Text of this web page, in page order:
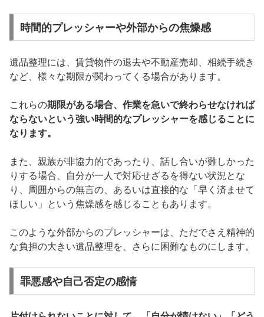
時間的プレッシャーや外部からの焦燥感
遺品整理には、賃貸物件の退去や不動産売却、相続手続き
など、様々な期限が関わってくる場合があります。
これらの期限がある場合、作業を急いで終わらせなければ
ならないという強い時間的なプレッシャーを感じることに
なります。
また、親族が非協力的であったり、話し合いが難しかった
りする場合、自分が一人で対応せざるを得ない状況とな
り、周囲からの無言の、あるいは直接的な「早く済ませて
ほしい」という焦燥感を感じることもあります。
このような外部からのプレッシャーは、ただでさえ精神的
な負担の大きい遺品整理を、さらに困難なものにします。
罪悪感や自己否定の感情